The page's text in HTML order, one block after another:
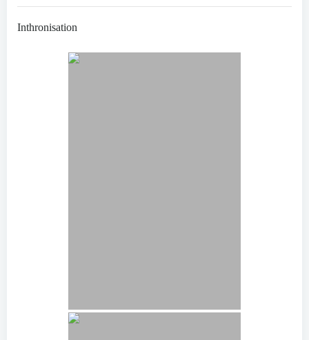
Inthronisation